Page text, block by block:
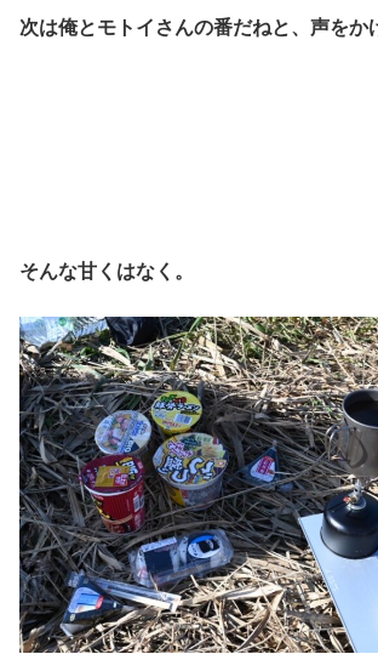
次は俺とモトイさんの番だねと、声をか
そんな甘くはなく。